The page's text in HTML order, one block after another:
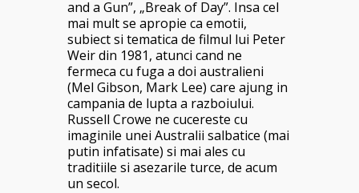
and a Gun”, „Break of Day”. Insa cel
mai mult se apropie ca emotii,
subiect si tematica de filmul lui Peter
Weir din 1981, atunci cand ne
fermeca cu fuga a doi australieni
(Mel Gibson, Mark Lee) care ajung in
campania de lupta a razboiului.
Russell Crowe ne cucereste cu
imaginile unei Australii salbatice (mai
putin infatisate) si mai ales cu
traditiile si asezarile turce, de acum
un secol.